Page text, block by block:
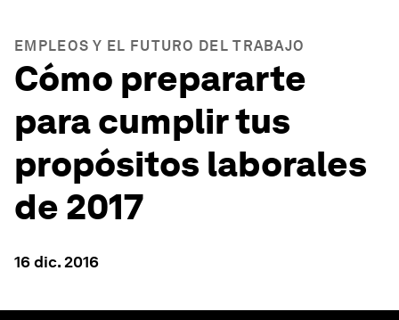
EMPLEOS Y EL FUTURO DEL TRABAJO
Cómo prepararte
para cumplir tus
propósitos laborales
de 2017
16 dic. 2016